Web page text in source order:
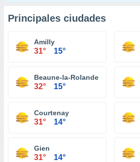
Principales ciudades
Amilly
31° 15°
Beaune-la-Rolande
32° 15°
Courtenay
31° 14°
Gien
31° 14°